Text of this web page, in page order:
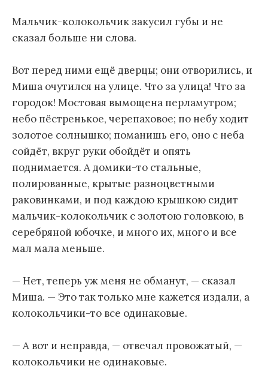
Мальчик-колокольчик закусил губы и не
сказал больше ни слова.
Вот перед ними ещё дверцы; они отворились, и
Миша очутился на улице. Что за улица! Что за
городок! Мостовая вымощена перламутром;
небо пёстренькое, черепаховое; по небу ходит
золотое солнышко; поманишь его, оно с неба
сойдёт, вкруг руки обойдёт и опять
поднимается. А домики-то стальные,
полированные, крытые разноцветными
раковинками, и под каждою крышкою сидит
мальчик-колокольчик с золотою головкою, в
серебряной юбочке, и много их, много и все
мал мала меньше.
— Нет, теперь уж меня не обманут, — сказал
Миша. — Это так только мне кажется издали, а
колокольчики-то все одинаковые.
— А вот и неправда, — отвечал провожатый, —
колокольчики не одинаковые.